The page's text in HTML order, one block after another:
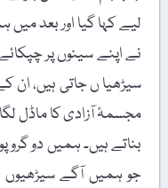
لیے کہا گیا اور بعد
نے اپنے سینوں پر
سیڑھیا ں جاتی ہیں، ان
مجسمۂ آزادی کا ماڈل
بناتے ہیں۔ ہمیں دو
جو ہمیں آگے